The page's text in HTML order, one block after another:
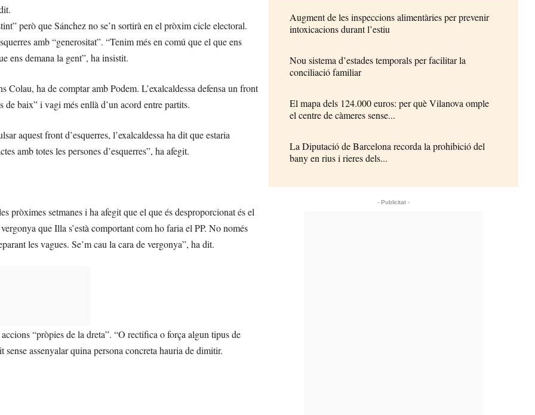
però que Sánchez no se’n sortirà en el pròxim cicle electoral.
amb “generositat”. “Tenim més en comú que el que ens
ens demana la gent”, ha insistit.
ha de comptar amb Podem. L’exalcaldessa defensa un front
baix” i vagi més enllà d’un acord entre partits.
aquest front d’esquerres, l’exalcaldessa ha dit que estaria
amb totes les persones d’esquerres”, ha afegit.
pròximes setmanes i ha afegit que el que és desproporcionat és el
que Illa s’està comportant com ho faria el PP. No només
les vagues. Se’m cau la cara de vergonya”, ha dit.
“pròpies de la dreta”. “O rectifica o força algun tipus de
assenyalar quina persona concreta hauria de dimitir.
Augment de les inspeccions alimentàries per prevenir
intoxicacions durant l’estiu
Nou sistema d’estades temporals per facilitar la
conciliació familiar
El mapa dels 124.000 euros: per què Vilanova omple
el centre de càmeres sense...
La Diputació de Barcelona recorda la prohibició del
bany en rius i rieres dels...
- Publicitat -